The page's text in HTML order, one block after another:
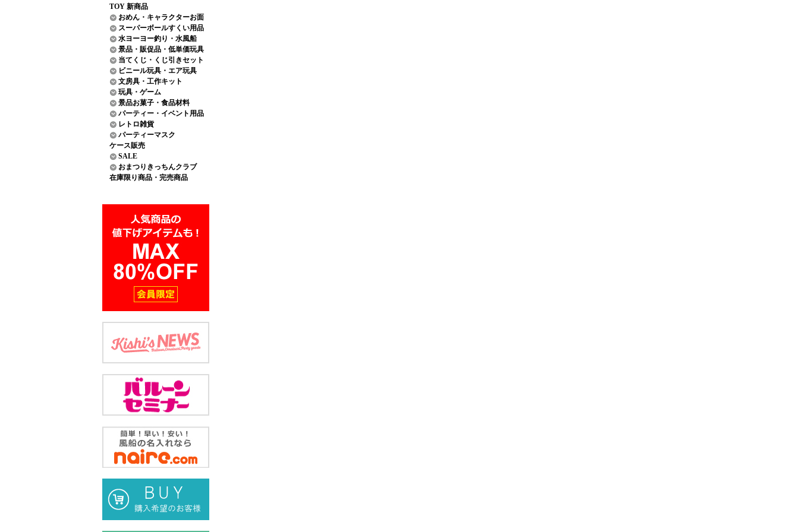
TOY 新商品
おめん・キャラクターお面
スーパーボールすくい用品
水ヨーヨー釣り・水風船
景品・販促品・低単価玩具
当てくじ・くじ引きセット
ビニール玩具・エア玩具
文房具・工作キット
玩具・ゲーム
景品お菓子・食品材料
パーティー・イベント用品
レトロ雑貨
パーティーマスク
ケース販売
SALE
おまつりきっちんクラブ
在庫限り商品・完売商品